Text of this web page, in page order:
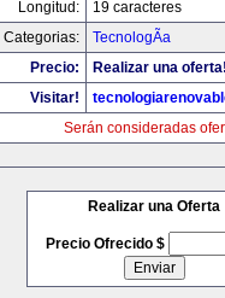
Longitud:
19 caracteres
Categorias:
TecnologÃ­a
Precio:
Realizar una
Visitar!
Serán consideradas
Realizar una Oferta
Precio Ofrecido $